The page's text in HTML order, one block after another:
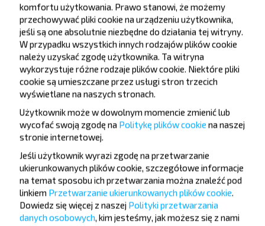
Chcesz
podróżować
taniej?
Nie przegap promocji, zniżek i innych ciekawych
ofert od serwisu INFOBUS. Zapisz się do
newslettera i podróżuj z nami jeszcze taniej!
Zapisz się
komfortu użytkowania. Prawo stanowi, że możemy
przechowywać pliki cookie na urządzeniu użytkownika,
jeśli są one absolutnie niezbędne do działania tej witryny.
W przypadku wszystkich innych rodzajów plików cookie
należy uzyskać zgodę użytkownika. Ta witryna
wykorzystuje różne rodzaje plików cookie. Niektóre pliki
cookie są umieszczane przez usługi stron trzecich
wyświetlane na naszych stronach.
Użytkownik może w dowolnym momencie zmienić lub
wycofać swoją zgodę na Politykę plików cookie na naszej
stronie internetowej.
Jeśli użytkownik wyrazi zgodę na przetwarzanie
ukierunkowanych plików cookie, szczegółowe informacje
na temat sposobu ich przetwarzania można znaleźć pod
linkiem Przetwarzanie ukierunkowanych plików cookie.
Dowiedz się więcej z naszej Polityki przetwarzania
danych osobowych, kim jesteśmy, jak możesz się z nami